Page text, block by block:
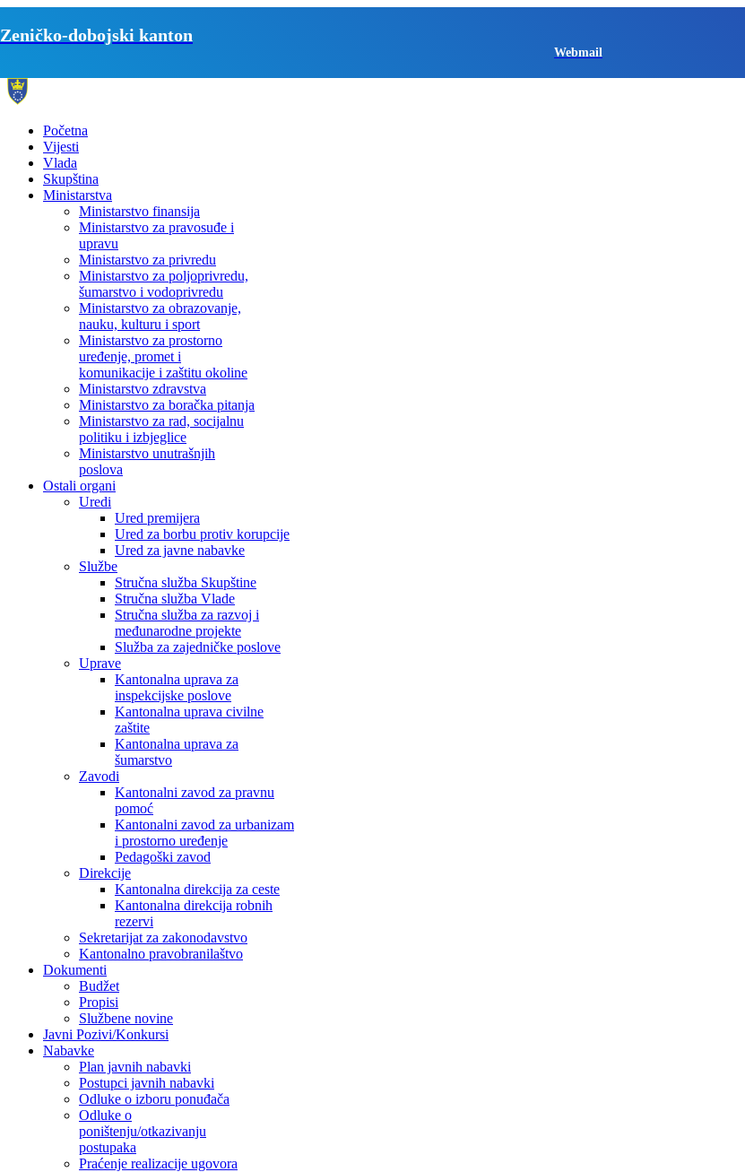
Zeničko-dobojski kanton
Webmail
Početna
Vijesti
Vlada
Skupština
Ministarstva
Ministarstvo finansija
Ministarstvo za pravosuđe i
upravu
Ministarstvo za privredu
Ministarstvo za poljoprivredu,
šumarstvo i vodoprivredu
Ministarstvo za obrazovanje,
nauku, kulturu i sport
Ministarstvo za prostorno
uređenje, promet i
komunikacije i zaštitu okoline
Ministarstvo zdravstva
Ministarstvo za boračka pitanja
Ministarstvo za rad, socijalnu
politiku i izbjeglice
Ministarstvo unutrašnjih
poslova
Ostali organi
Uredi
Ured premijera
Ured za borbu protiv korupcije
Ured za javne nabavke
Službe
Stručna služba Skupštine
Stručna služba Vlade
Stručna služba za razvoj i
međunarodne projekte
Služba za zajedničke poslove
Uprave
Kantonalna uprava za
inspekcijske poslove
Kantonalna uprava civilne
zaštite
Kantonalna uprava za
šumarstvo
Zavodi
Kantonalni zavod za pravnu
pomoć
Kantonalni zavod za urbanizam
i prostorno uređenje
Pedagoški zavod
Direkcije
Kantonalna direkcija za ceste
Kantonalna direkcija robnih
rezervi
Sekretarijat za zakonodavstvo
Kantonalno pravobranilaštvo
Dokumenti
Budžet
Propisi
Službene novine
Javni Pozivi/Konkursi
Nabavke
Plan javnih nabavki
Postupci javnih nabavki
Odluke o izboru ponuđača
Odluke o
poništenju/otkazivanju
postupaka
Praćenje realizacije ugovora